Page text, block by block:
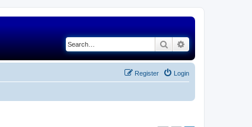
SearchAdvanced search
Login
Register